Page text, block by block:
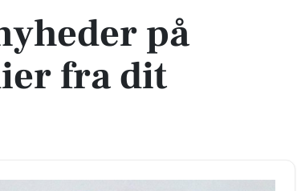
på
fra dit